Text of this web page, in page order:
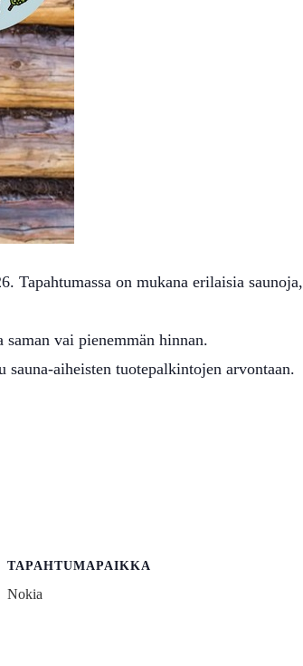
Tapahtumassa on mukana erilaisia saunoja,
vai pienemmän hinnan.
aiheisten tuotepalkintojen arvontaan.
TAPAHTUMAPAIKKA
Nokia